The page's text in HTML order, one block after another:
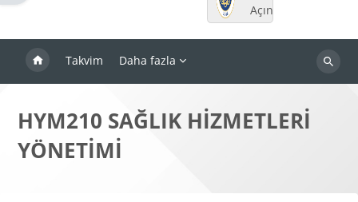
Açın
Takvim Daha fazla
Dersleri
HYM210 SAĞLIK HİZMETLERİ
YÖNETİMİ